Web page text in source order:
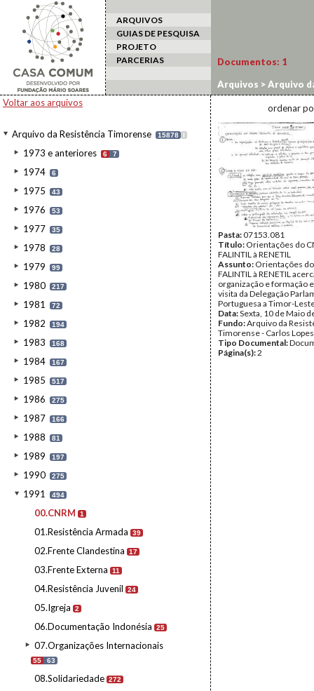
ARQUIVOS
GUIAS DE PESQUISA
PROJETO
PARCERIAS
Voltar aos arquivos
Arquivo da Resistência Timorense 15878 I
1973 e anteriores 6 7
1974 6
1975 43
1976 53
1977 35
1978 28
1979 99
1980 217
1981 72
1982 194
1983 168
1984 167
1985 517
1986 275
1987 166
1988 81
1989 197
1990 275
1991 494
00.CNRM 1
01.Resistência Armada 39
02.Frente Clandestina 17
03.Frente Externa 11
04.Resistência Juvenil 24
05.Igreja 2
06.Documentação Indonésia 25
07.Organizações Internacionais
55 63
08.Solidariedade 272
Documentos: 1
Arquivos >Arquivo
ordenar
Pasta:07153.081
Título: Orientações do
FALINTIL à RENETIL
Assunto: Orientações
FALINTIL à RENETIL
organização e formação
visita da Delegação
Portuguesa a Timor-
Data:Sexta, 10 de Maio
Fundo:Arquivo da
Timorense - Carlos Lopes
Tipo Documental:
Página(s):2